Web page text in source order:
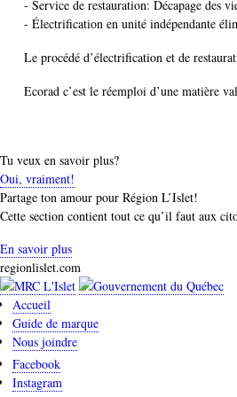
- Service de restauration: Décapage des
- Électrification en unité indépendante
Le procédé d’électrification et de
Ecorad c’est le réemploi d’une matière
Tu veux en savoir plus?
Oui, vraiment!
Partage ton amour pour Région L’Islet!
Cette section contient tout ce qu’il faut aux
En savoir plus
regionlislet.com
Accueil
Guide de marque
Nous joindre
Facebook
Instagram